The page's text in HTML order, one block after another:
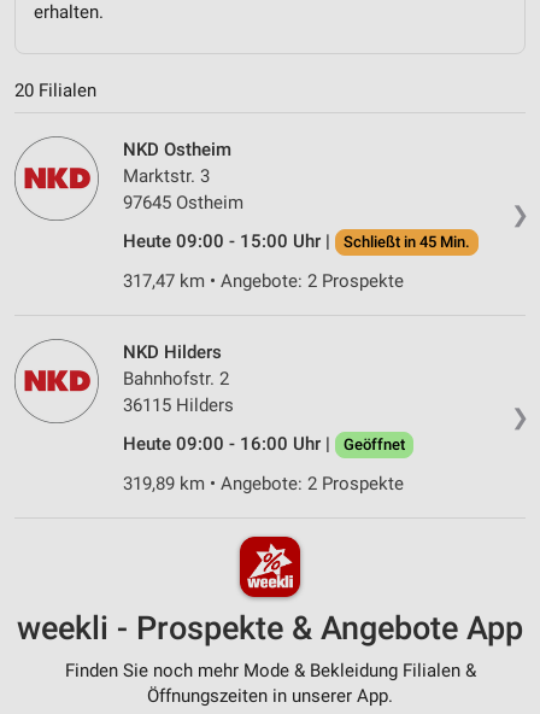
erhalten.
20 Filialen
❯
NKD Ostheim
Marktstr. 3
97645 Ostheim
Heute 09:00 - 15:00 Uhr |
Schließt in 45 Min.
317,47 km • Angebote: 2 Prospekte
❯
NKD Hilders
Bahnhofstr. 2
36115 Hilders
Heute 09:00 - 16:00 Uhr |
Geöffnet
319,89 km • Angebote: 2 Prospekte
weekli - Prospekte & Angebote App
Finden Sie noch mehr Mode & Bekleidung Filialen &
Öffnungszeiten in unserer App.